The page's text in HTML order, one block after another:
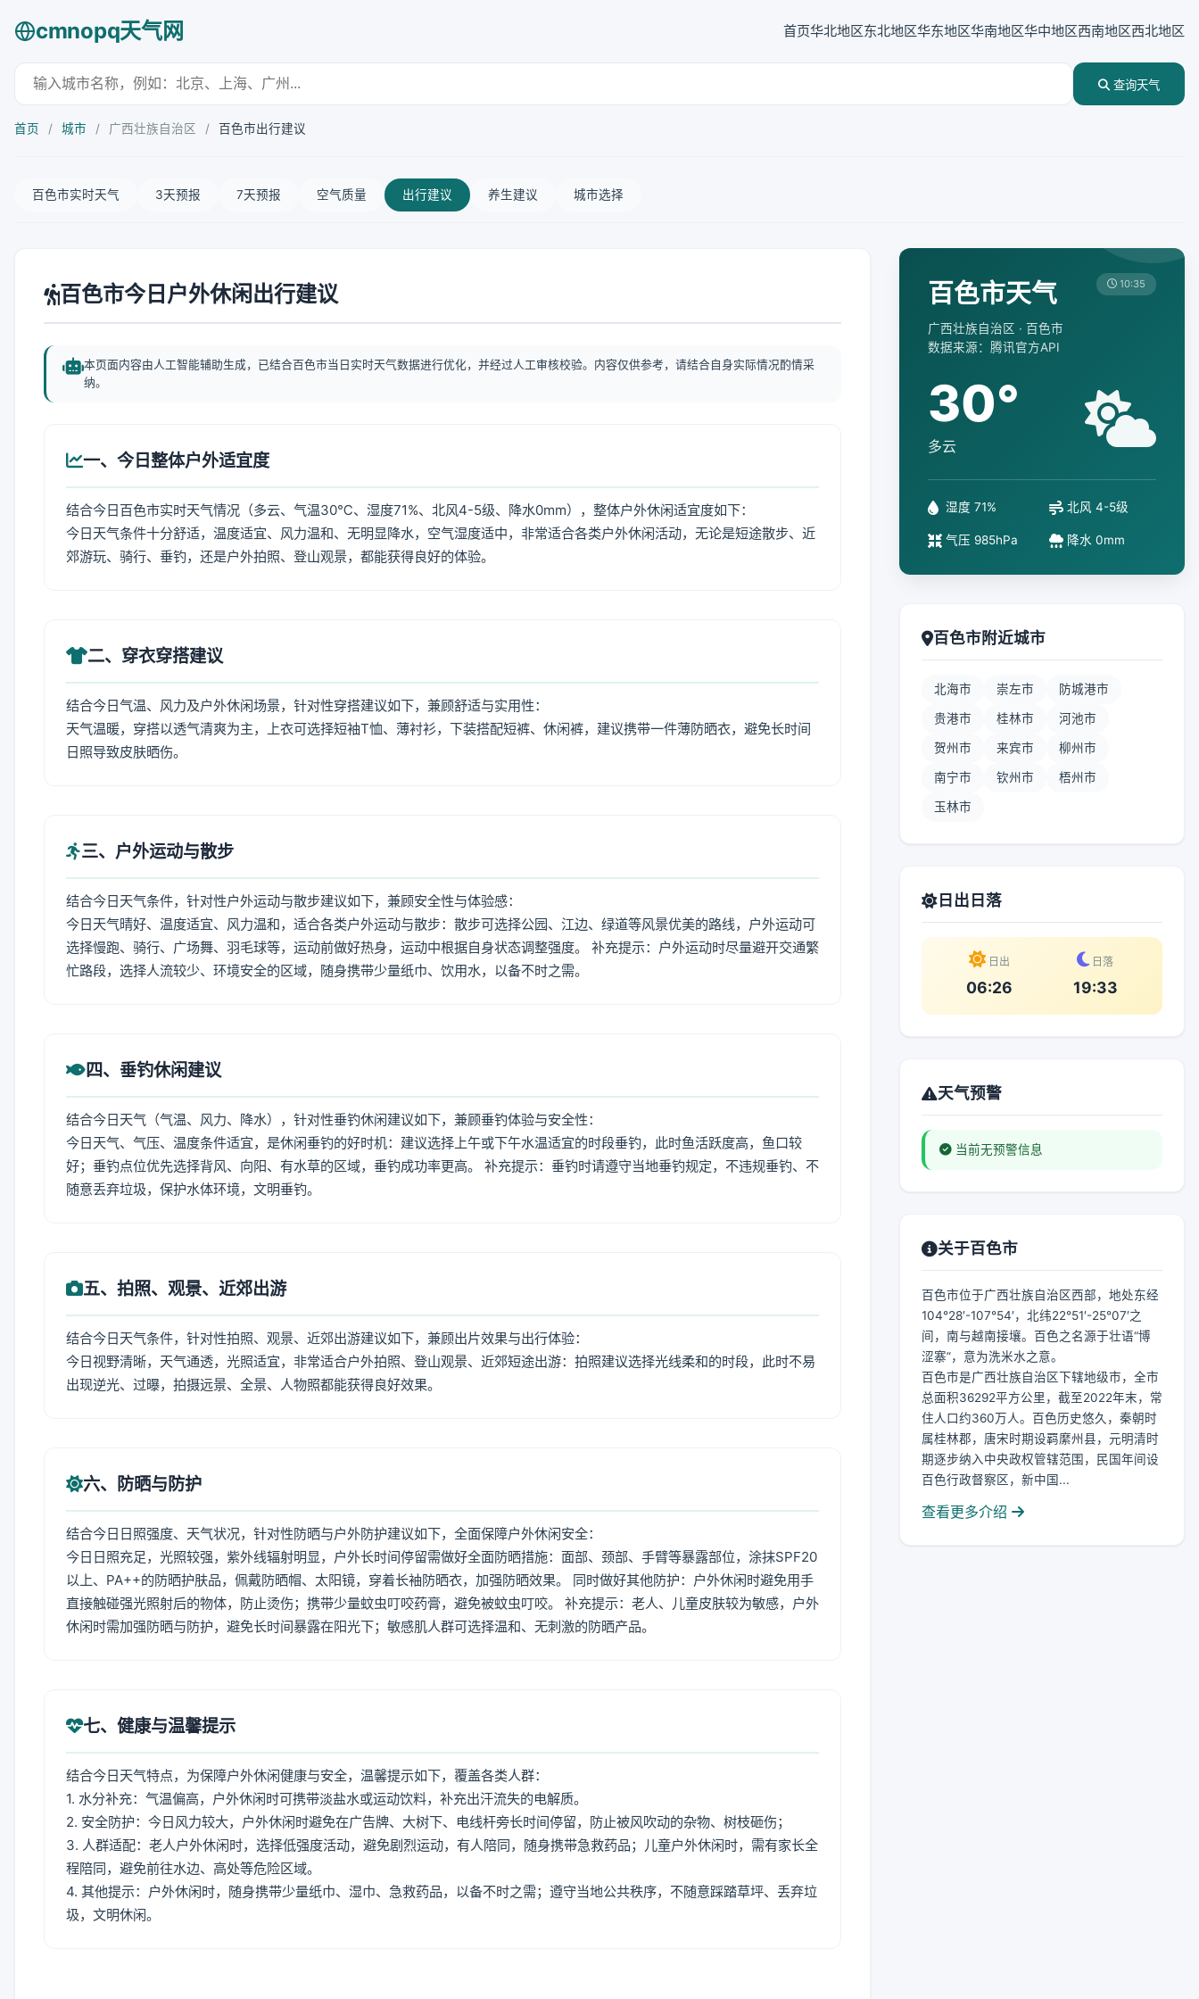
cmnopq天气网 首页华北地区东北地区华东地区华南地区华中地区西南地区西北地区
查询天气
首页 / 城市 / 广西壮族自治区 / 百色市出行建议
百色市实时天气 3天预报 7天预报 空气质量 出行建议 养生建议 城市选择
百色市今日户外休闲出行建议
本页面内容由人工智能辅助生成，已结合百色市当日实时天气数据进行优化，并经过人工审核校验。内容仅供参考，请结合自身实际情况酌情采
纳。
一、今日整体户外适宜度
结合今日百色市实时天气情况（多云、气温30℃、湿度71%、北风4-5级、降水0mm），整体户外休闲适宜度如下：
今日天气条件十分舒适，温度适宜、风力温和、无明显降水，空气湿度适中，非常适合各类户外休闲活动，无论是短途散步、近
郊游玩、骑行、垂钓，还是户外拍照、登山观景，都能获得良好的体验。
二、穿衣穿搭建议
结合今日气温、风力及户外休闲场景，针对性穿搭建议如下，兼顾舒适与实用性：
天气温暖，穿搭以透气清爽为主，上衣可选择短袖T恤、薄衬衫，下装搭配短裤、休闲裤，建议携带一件薄防晒衣，避免长时间
日照导致皮肤晒伤。
三、户外运动与散步
结合今日天气条件，针对性户外运动与散步建议如下，兼顾安全性与体验感：
今日天气晴好、温度适宜、风力温和，适合各类户外运动与散步：散步可选择公园、江边、绿道等风景优美的路线，户外运动可
选择慢跑、骑行、广场舞、羽毛球等，运动前做好热身，运动中根据自身状态调整强度。 补充提示：户外运动时尽量避开交通繁
忙路段，选择人流较少、环境安全的区域，随身携带少量纸巾、饮用水，以备不时之需。
四、垂钓休闲建议
结合今日天气（气温、风力、降水），针对性垂钓休闲建议如下，兼顾垂钓体验与安全性：
今日天气、气压、温度条件适宜，是休闲垂钓的好时机：建议选择上午或下午水温适宜的时段垂钓，此时鱼活跃度高，鱼口较
好；垂钓点位优先选择背风、向阳、有水草的区域，垂钓成功率更高。 补充提示：垂钓时请遵守当地垂钓规定，不违规垂钓、不
随意丢弃垃圾，保护水体环境，文明垂钓。
五、拍照、观景、近郊出游
结合今日天气条件，针对性拍照、观景、近郊出游建议如下，兼顾出片效果与出行体验：
今日视野清晰，天气通透，光照适宜，非常适合户外拍照、登山观景、近郊短途出游：拍照建议选择光线柔和的时段，此时不易
出现逆光、过曝，拍摄远景、全景、人物照都能获得良好效果。
六、防晒与防护
结合今日日照强度、天气状况，针对性防晒与户外防护建议如下，全面保障户外休闲安全：
今日日照充足，光照较强，紫外线辐射明显，户外长时间停留需做好全面防晒措施：面部、颈部、手臂等暴露部位，涂抹SPF20
以上、PA++的防晒护肤品，佩戴防晒帽、太阳镜，穿着长袖防晒衣，加强防晒效果。 同时做好其他防护：户外休闲时避免用手
直接触碰强光照射后的物体，防止烫伤；携带少量蚊虫叮咬药膏，避免被蚊虫叮咬。 补充提示：老人、儿童皮肤较为敏感，户外
休闲时需加强防晒与防护，避免长时间暴露在阳光下；敏感肌人群可选择温和、无刺激的防晒产品。
七、健康与温馨提示
结合今日天气特点，为保障户外休闲健康与安全，温馨提示如下，覆盖各类人群：
1. 水分补充：气温偏高，户外休闲时可携带淡盐水或运动饮料，补充出汗流失的电解质。
2. 安全防护：今日风力较大，户外休闲时避免在广告牌、大树下、电线杆旁长时间停留，防止被风吹动的杂物、树枝砸伤；
3. 人群适配：老人户外休闲时，选择低强度活动，避免剧烈运动，有人陪同，随身携带急救药品；儿童户外休闲时，需有家长全
程陪同，避免前往水边、高处等危险区域。
4. 其他提示：户外休闲时，随身携带少量纸巾、湿巾、急救药品，以备不时之需；遵守当地公共秩序，不随意踩踏草坪、丢弃垃
圾，文明休闲。
百色市天气
广西壮族自治区 · 百色市
数据来源：腾讯官方API
10:35
30°
多云
湿度 71% 北风 4-5级
气压 985hPa 降水 0mm
百色市附近城市
北海市 崇左市 防城港市
贵港市 桂林市 河池市
贺州市 来宾市 柳州市
南宁市 钦州市 梧州市
玉林市
日出日落
日出
06:26
日落
19:33
天气预警
当前无预警信息
关于百色市
百色市位于广西壮族自治区西部，地处东经
104°28′-107°54′，北纬22°51′-25°07′之
间，南与越南接壤。百色之名源于壮语“博
涩寨”，意为洗米水之意。
百色市是广西壮族自治区下辖地级市，全市
总面积36292平方公里，截至2022年末，常
住人口约360万人。百色历史悠久，秦朝时
属桂林郡，唐宋时期设羁縻州县，元明清时
期逐步纳入中央政权管辖范围，民国年间设
百色行政督察区，新中国...
查看更多介绍